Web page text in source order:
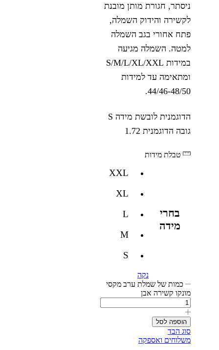
ניסתר, חגורת מותן מובנת
לקשירה והידוק השמלה,
פתח אחורי בגב השמלה
למטה. השמלה מגיעה
במידות S/M/L/XL/XXL
ומתאימה עד למידות
44/46-48/50.
הדוגמנית לובשת מידה S
גובה הדוגמנית 1.72
טבלת מידות
בחרי
מידה
XXL
XL
L
M
S
נקה
כמות של שמלת ערב מקסי
מונקו קשירה אבן
הוספה לסל
סוג הבד
משלוחים ואספקה